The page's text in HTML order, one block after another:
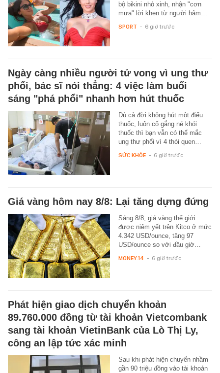
bộ bikini nhỏ xinh, nhận "cơn
mưa" lời khen từ người hâm…
SPORT - 6 giờ trước
Ngày càng nhiều người tử vong vì ung thư
phổi, bác sĩ nói thẳng: 4 việc làm buổi
sáng "phá phổi" nhanh hơn hút thuốc
Dù cả đời không hút một điếu
thuốc, luôn cố gắng né khói
thuốc thì bạn vẫn có thể mắc
ung thư phổi vì 4 thói quen…
SỨC KHỎE - 6 giờ trước
Giá vàng hôm nay 8/8: Lại tăng dựng đứng
Sáng 8/8, giá vàng thế giới
được niêm yết trên Kitco ở mức
4.342 USD/ounce, tăng 97
USD/ounce so với đầu giờ…
MONEY.14 - 6 giờ trước
Phát hiện giao dịch chuyển khoản
89.760.000 đồng từ tài khoản Vietcombank
sang tài khoản VietinBank của Lò Thị Ly,
công an lập tức xác minh
Sau khi phát hiện chuyển nhầm
gần 90 triệu đồng vào tài khoản